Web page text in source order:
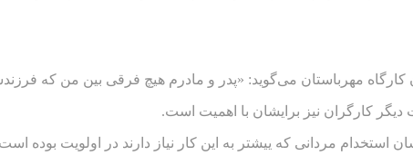
کارگاه مهرباستان می‌گوید: «پدر و مادرم هیچ فرقی بین من که
کارگران نیز برایشان با اهمیت است.
استخدام مردانی که ییشتر به این کار نیاز دارند در اولویت بوده